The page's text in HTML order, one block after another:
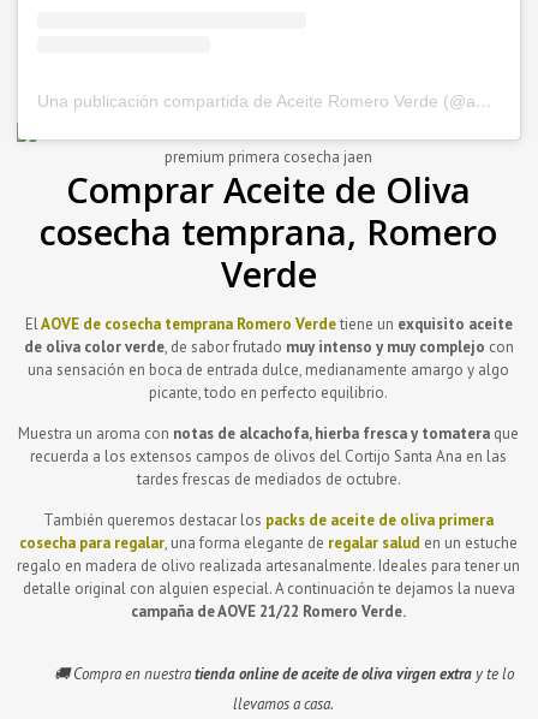
Una publicación compartida de Aceite Romero Verde (@aceiteromeroverde)
Comprar Aceite de Oliva
cosecha temprana, Romero
Verde
ElAOVE de cosecha temprana Romero Verdetiene un exquisito aceite
de oliva color verde, de sabor frutado muy intenso y muy complejo con
una sensación en boca de entrada dulce, medianamente amargo y algo
picante, todo en perfecto equilibrio.
Muestra un aroma con notas de alcachofa, hierba fresca y tomatera que
recuerda a los extensos campos de olivos del Cortijo Santa Ana en las
tardes frescas de mediados de octubre.
También queremos destacar los packs de aceite de oliva primera
cosecha para regalar, una forma elegante de regalar salud en un estuche
regalo en madera de olivo realizada artesanalmente. Ideales para tener un
detalle original con alguien especial. A continuación te dejamos la nueva
campaña de AOVE 21/22 Romero Verde.
🚚 Compra en nuestratienda online de aceite de oliva virgen extray te lo
llevamos a casa.